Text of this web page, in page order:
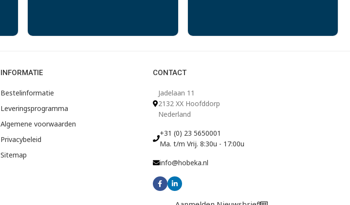
INFORMATIE
Bestelinformatie
Leveringsprogramma
Algemene voorwaarden
Privacybeleid
Sitemap
CONTACT
Jadelaan 11
2132 XX Hoofddorp
Nederland
+31 (0) 23 5650001
Ma. t/m Vrij. 8:30u - 17:00u
info@hobeka.nl